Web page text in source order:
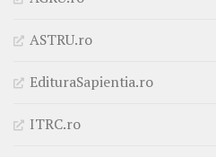
ASTRU.ro
EdituraSapientia.ro
ITRC.ro